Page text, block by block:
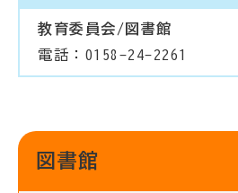
教育委員会/図書館
電話：0158-24-2261
図書館